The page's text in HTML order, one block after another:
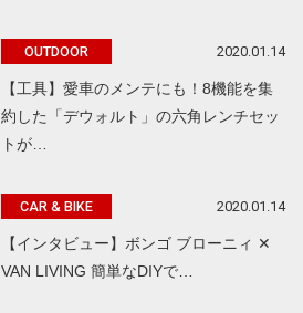
OUTDOOR 2020.01.14
【工具】愛車のメンテにも！8機能を集
約した「デウォルト」の六角レンチセッ
トが…
CAR & BIKE 2020.01.14
【インタビュー】ボンゴ ブローニィ ✕
VAN LIVING 簡単なDIYで…